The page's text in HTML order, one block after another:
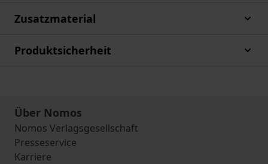
Zusatzmaterial
Produktsicherheit
Über Nomos
Nomos Verlagsgesellschaft
Presseservice
Karriere